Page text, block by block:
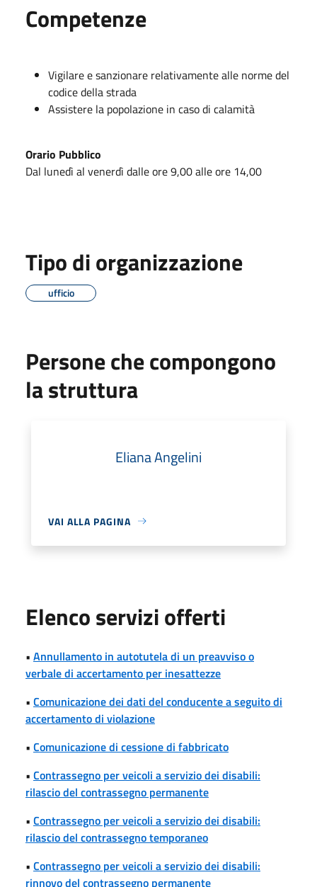
Competenze
Vigilare e sanzionare relativamente alle norme del
codice della strada
Assistere la popolazione in caso di calamità
Orario Pubblico
Dal lunedì al venerdì dalle ore 9,00 alle ore 14,00
Tipo di organizzazione
ufficio
Persone che compongono
la struttura
Eliana Angelini
VAI ALLA PAGINA
Elenco servizi offerti
• Annullamento in autotutela di un preavviso o
verbale di accertamento per inesattezze
• Comunicazione dei dati del conducente a seguito di
accertamento di violazione
• Comunicazione di cessione di fabbricato
• Contrassegno per veicoli a servizio dei disabili:
rilascio del contrassegno permanente
• Contrassegno per veicoli a servizio dei disabili:
rilascio del contrassegno temporaneo
• Contrassegno per veicoli a servizio dei disabili:
rinnovo del contrassegno permanente